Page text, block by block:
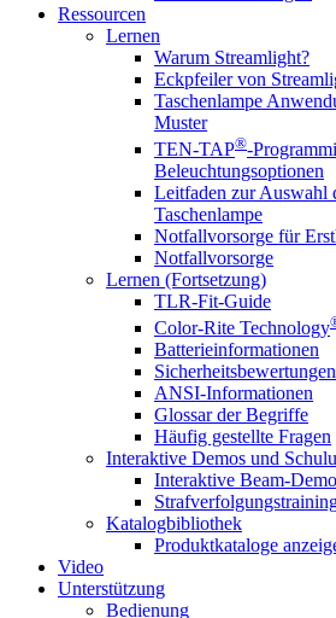
Ressourcen
Lernen
Warum Streamlight?
Eckpfeiler von
Taschenlampe
Muster
TEN-TAP®-
Beleuchtungsoptionen
Leitfaden zur Auswahl
Taschenlampe
Notfallvorsorge für
Notfallvorsorge
Lernen (Fortsetzung)
TLR-Fit-Guide
Color-Rite Technology
Batterieinformationen
ANSI-Informationen
Glossar der Begriffe
Häufig gestellte Fragen
Interaktive Demos und
Interaktive Beam-Demo
Katalogbibliothek
Produktkataloge
Video
Unterstützung
Bedienung